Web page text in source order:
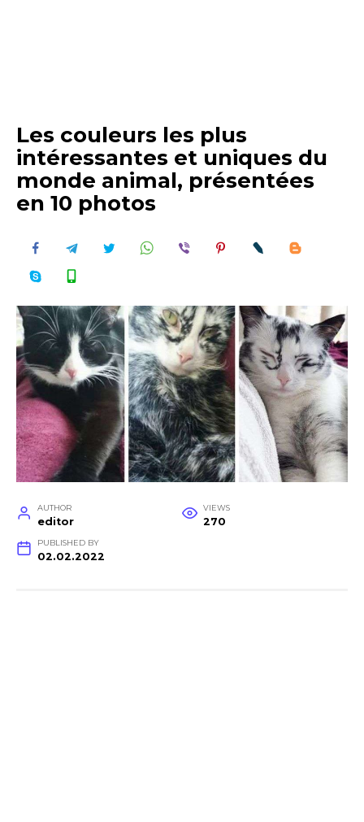
Les couleurs les plus
intéressantes et uniques du
monde animal, présentées
en 10 photos
AUTHOR
editor
VIEWS
270
PUBLISHED BY
02.02.2022